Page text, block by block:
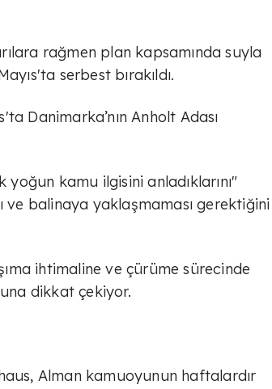
rağmen plan kapsamında suyla
serbest bırakıldı.
Danimarka’nın Anholt Adası
kamu ilgisini anladıklarını"
balinaya yaklaşmaması gerektiğini
ihtimaline ve çürüme sürecinde
dikkat çekiyor.
Alman kamuoyunun haftalardır